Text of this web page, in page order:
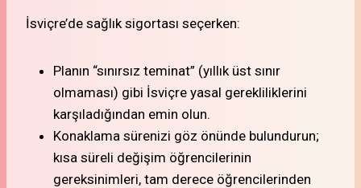
İsviçre’de sağlık sigortası seçerken:
Planın “sınırsız teminat” (yıllık üst sınır
olmaması) gibi İsviçre yasal gerekliliklerini
karşıladığından emin olun.
Konaklama sürenizi göz önünde bulundurun;
kısa süreli değişim öğrencilerinin
gereksinimleri, tam derece öğrencilerinden